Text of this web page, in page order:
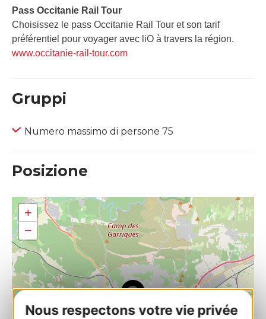
Nous respectons votre vie privée
Pass Occitanie Rail Tour​
Choisissez le pass Occitanie Rail Tour et son tarif
préférentiel pour voyager avec liO à travers la région.
www.occitanie-rail-tour.com
Gruppi
Numero massimo di persone 75
Posizione
+
−